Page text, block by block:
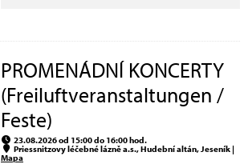
PROMENÁDNÍ KONCERTY
(Freiluftveranstaltungen /
Feste)
23.08.2026 od 15:00 do 16:00 hod.
Priessnitzovy léčebné lázně a.s., Hudební altán, Jeseník |
Mapa